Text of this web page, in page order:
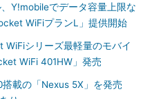
Y!mobileでデータ容量上限な
WiFiプランL」提供開始
WiFiシリーズ最軽量のモバイ
WiFi 401HW」発売
載の「Nexus 5X」を発売